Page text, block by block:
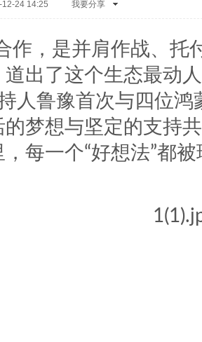
24 14:25
我要分享
博 人人网
开
心网
微信
QQ
好友
腾讯微
博
作，是并肩作战、托
道出了这个生态最动
人鲁豫首次与四位
的梦想与坚定的支持
每一个“好想法”都